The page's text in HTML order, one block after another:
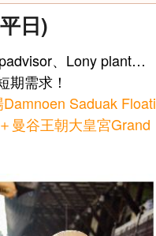
日)
、Lony plant…
期需求！
Saduak Floati
曼谷王朝大皇宮Grand